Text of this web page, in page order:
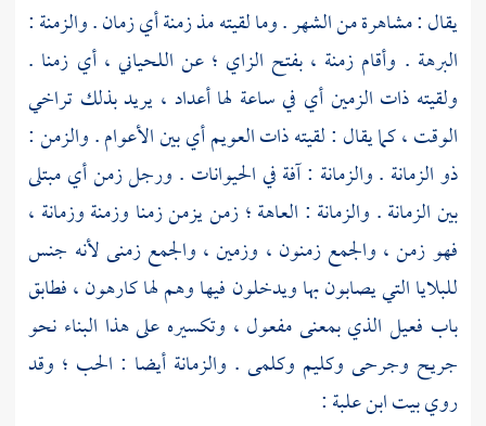
يقال : مشاهرة من الشهر . وما لقيته مذ زمنة أي زمان . والزمنة :
البرهة . وأقام زمنة ، بفتح الزاي ؛ عن اللحياني ، أي زمنا .
ولقيته ذات الزمين أي في ساعة لها أعداد ، يريد بذلك تراخي
الوقت ، كما يقال : لقيته ذات العويم أي بين الأعوام . والزمن :
ذو الزمانة . والزمانة : آفة في الحيوانات . ورجل زمن أي مبتلى
بين الزمانة . والزمانة : العاهة ؛ زمن يزمن زمنا وزمنة وزمانة ،
فهو زمن ، والجمع زمنون ، وزمين ، والجمع زمنى لأنه جنس
للبلايا التي يصابون بها ويدخلون فيها وهم لها كارهون ، فطابق
باب فعيل الذي بمعنى مفعول ، وتكسيره على هذا البناء نحو
جريح وجرحى وكليم وكلمى . والزمانة أيضا : الحب ؛ وقد
روي بيتابن علبة: